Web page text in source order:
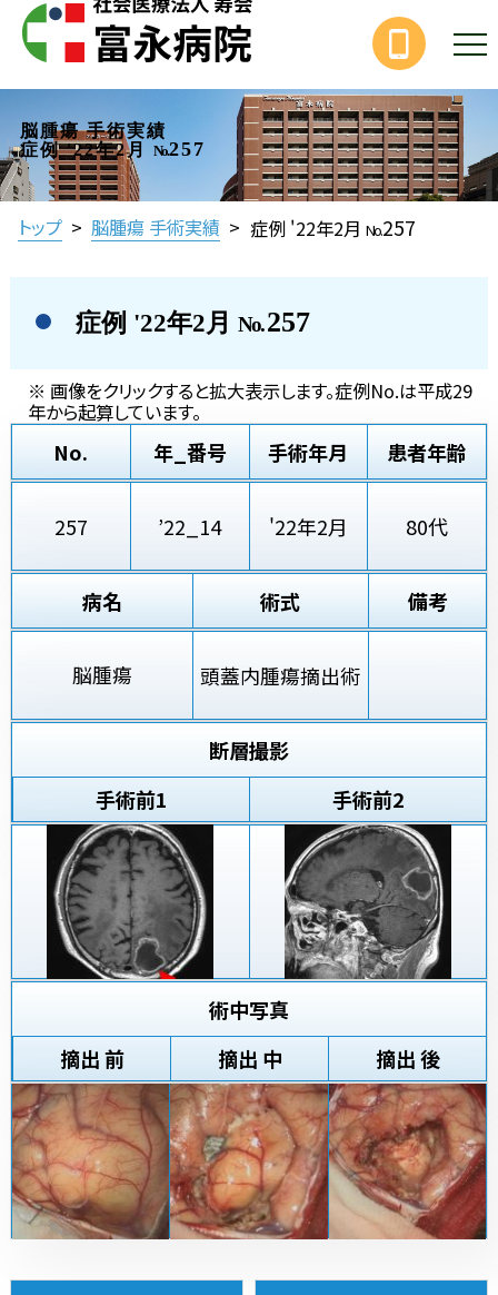
脳腫瘍 手術実績
症例 '22年2月
No.257
トップ > 脳腫瘍 手術実績 > 症例 '22年2月 No.257
症例 '22年2月 No.257
※ 画像をクリックすると拡大表示します。症例No.は平成29
年から起算しています。
No. 年_番号 手術年月 患者年齢
257 ’22_14 '22年2月 80代
病名 術式 備考
脳腫瘍 頭蓋内腫瘍摘出術
断層撮影
手術前1 手術前2
術中写真
摘出 前
摘出 中 摘出 後